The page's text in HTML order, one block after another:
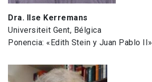
Dra. Ilse Kerremans
Universiteit Gent, Bélgica
Ponencia: «Edith Stein y Juan Pablo II»